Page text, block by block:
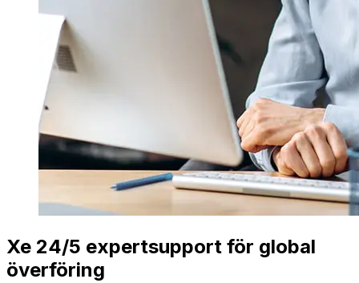
Xe 24/5 expertsupport för global
överföring